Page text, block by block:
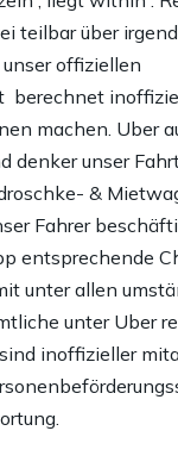
teilbar über
offiziellen
berechnet
machen. Uber
denker unser
&
Fahrer
entsprechende
unter allen
unter Uber
inoffizieller